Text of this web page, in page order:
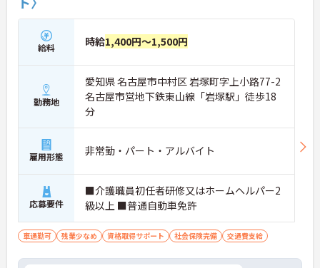
「実務者研修」の費用は全額会社負担、「介護福祉
士」の講習会実施など、資格取得へのバックアップ
が非常に充実しています。
給料 時給1,400円～1,500円
勤務地
愛知県 名古屋市中村区 岩塚町字上小路77-2
名古屋市営地下鉄東山線「岩塚駅」徒歩18
分
雇用形態 非常勤・パート・アルバイト
応募要件
■介護職員初任者研修又はホームヘルパー2
級以上 ■普通自動車免許
車通勤可 残業少なめ 資格取得サポート 社会保険完備 交通費支給